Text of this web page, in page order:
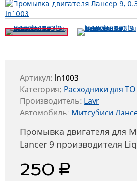
Артикул: ln1003
Категория: Расходники для ТО
Производитель: Lavr
Автомобиль: Митсубиси
Промывка двигателя для
Lancer 9 производителя
250 руб.